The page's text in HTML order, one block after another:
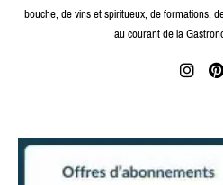
bouche, de vins et spiritueux, de formations,
au courant de la